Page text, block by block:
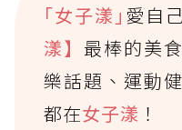
｢女子漾｣ 愛自
漾】最棒的美
樂話題、運動
都在女子漾 ！